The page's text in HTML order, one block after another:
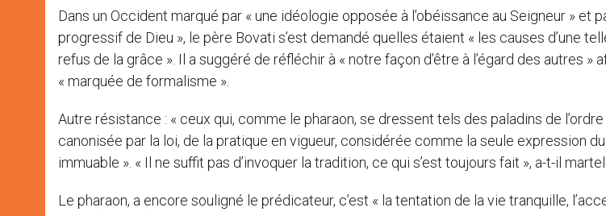
Dans un Occident marqué par « une idéologie opposée à l’obéissance au Seigneur » et
progressif de Dieu », le père Bovati s’est demandé quelles étaient « les causes d’une
refus de la grâce ». Il a suggéré de réfléchir à « notre façon d’être à l’égard des autres »
« marquée de formalisme ».
Autre résistance : « ceux qui, comme le pharaon, se dressent tels des paladins de
canonisée par la loi, de la pratique en vigueur, considérée comme la seule expression
immuable ». « Il ne suffit pas d’invoquer la tradition, ce qui s’est toujours fait », a-t-il
Le pharaon, a encore souligné le prédicateur, c’est « la tentation de la vie tranquille,